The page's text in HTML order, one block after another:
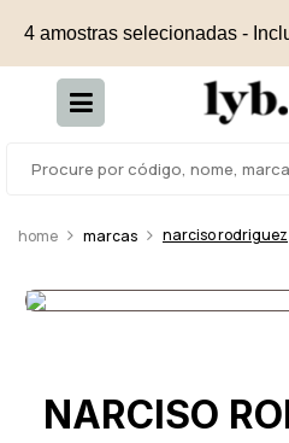
4 amostras selecionadas -
marcas narciso rodriguez
NARCISO